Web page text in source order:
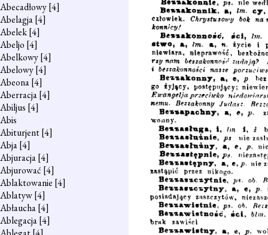
Abecadłowy[4]
Abelagja[4]
Abelek[4]
Abeljo [4]
Abelkowy[4]
Abelowy[4]
Abeona[4]
Aberracja[4]
Abiljus [4]
Abis
Abiturjent[4]
Abja[4]
Abjuracja[4]
Abjurować [4]
Ablaktowanie [4]
Ablatyw[4]
Abłaucha[4]
Ablegacja[4]